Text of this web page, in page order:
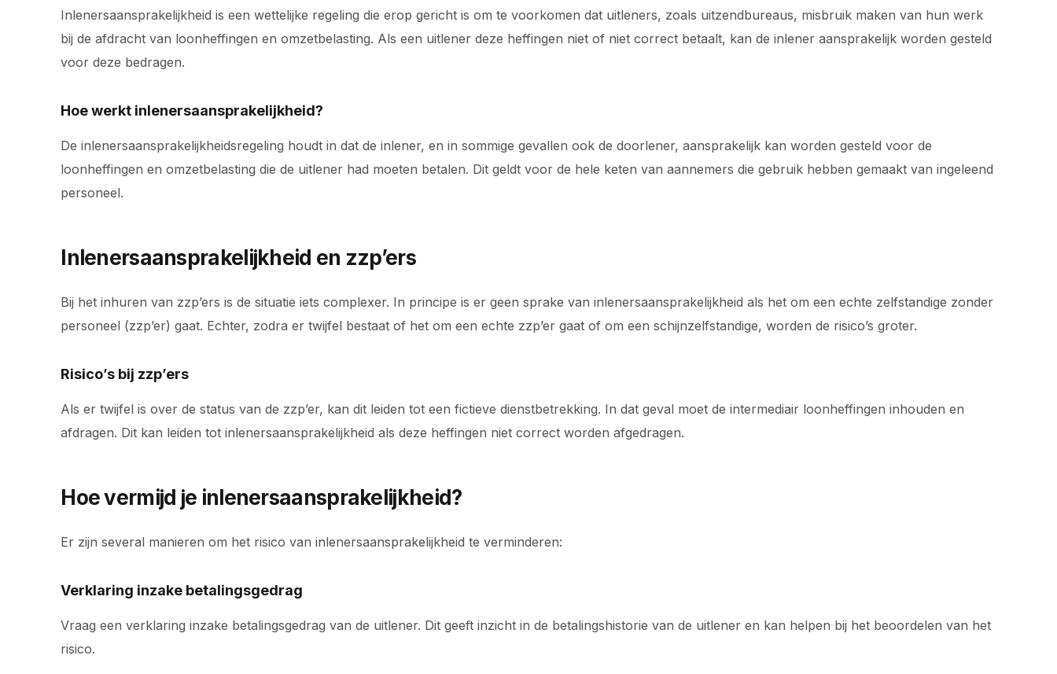
Inlenersaansprakelijkheid is een wettelijke regeling die erop gericht is om te voorkomen dat uitleners, zoals uitzendbureaus, misbruik maken van hun werk
bij de afdracht van loonheffingen en omzetbelasting. Als een uitlener deze heffingen niet of niet correct betaalt, kan de inlener aansprakelijk worden gesteld
voor deze bedragen.
Hoe werkt inlenersaansprakelijkheid?
De inlenersaansprakelijkheidsregeling houdt in dat de inlener, en in sommige gevallen ook de doorlener, aansprakelijk kan worden gesteld voor de
loonheffingen en omzetbelasting die de uitlener had moeten betalen. Dit geldt voor de hele keten van aannemers die gebruik hebben gemaakt van ingeleend
personeel.
Inlenersaansprakelijkheid en zzp’ers
Bij het inhuren van zzp’ers is de situatie iets complexer. In principe is er geen sprake van inlenersaansprakelijkheid als het om een echte zelfstandige zonder
personeel (zzp’er) gaat. Echter, zodra er twijfel bestaat of het om een echte zzp’er gaat of om een schijnzelfstandige, worden de risico’s groter.
Risico’s bij zzp’ers
Als er twijfel is over de status van de zzp’er, kan dit leiden tot een fictieve dienstbetrekking. In dat geval moet de intermediair loonheffingen inhouden en
afdragen. Dit kan leiden tot inlenersaansprakelijkheid als deze heffingen niet correct worden afgedragen.
Hoe vermijd je inlenersaansprakelijkheid?
Er zijn several manieren om het risico van inlenersaansprakelijkheid te verminderen:
Verklaring inzake betalingsgedrag
Vraag een verklaring inzake betalingsgedrag van de uitlener. Dit geeft inzicht in de betalingshistorie van de uitlener en kan helpen bij het beoordelen van het
risico.